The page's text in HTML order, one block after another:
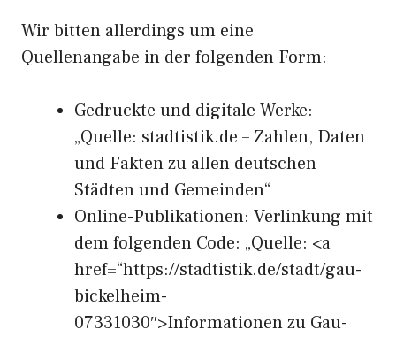
Wir bitten allerdings um eine
Quellenangabe in der folgenden Form:
Gedruckte und digitale Werke:
„Quelle: stadtistik.de – Zahlen, Daten
und Fakten zu allen deutschen
Städten und Gemeinden“
Online-Publikationen: Verlinkung mit
dem folgenden Code: „Quelle: <a
href=“https://stadtistik.de/stadt/gau-
bickelheim-
07331030″>Informationen zu Gau-